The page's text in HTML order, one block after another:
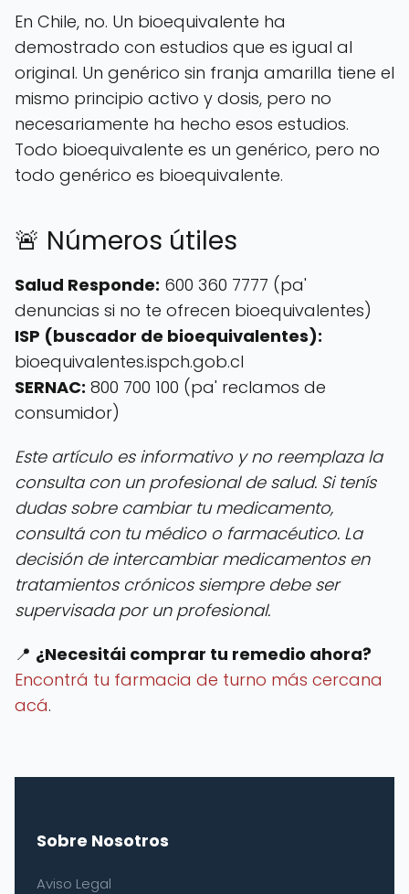
En Chile, no. Un bioequivalente ha
demostrado con estudios que es igual al
original. Un genérico sin franja amarilla tiene el
mismo principio activo y dosis, pero no
necesariamente ha hecho esos estudios.
Todo bioequivalente es un genérico, pero no
todo genérico es bioequivalente.
🚨 Números útiles
Salud Responde: 600 360 7777 (pa'
denuncias si no te ofrecen bioequivalentes)
ISP (buscador de bioequivalentes):
bioequivalentes.ispch.gob.cl
SERNAC: 800 700 100 (pa' reclamos de
consumidor)
Este artículo es informativo y no reemplaza la
consulta con un profesional de salud. Si tenís
dudas sobre cambiar tu medicamento,
consultá con tu médico o farmacéutico. La
decisión de intercambiar medicamentos en
tratamientos crónicos siempre debe ser
supervisada por un profesional.
📍 ¿Necesitái comprar tu remedio ahora?
Encontrá tu farmacia de turno más cercana
acá.
Sobre Nosotros
Aviso Legal